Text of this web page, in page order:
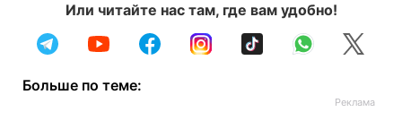
Или читайте нас там, где вам удобно!
Больше по теме: